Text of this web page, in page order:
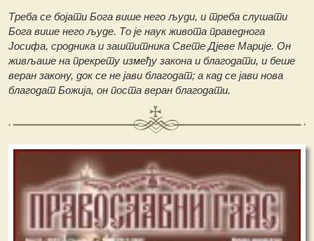
Треба се бојати Бога више него људи, и треба слушати
Бога више него људе. То је наук живота праведнога
Јосифа, сродника и заштитника Свете Дјеве Марије. Он
живљаше на прекрету између закона и благодати, и беше
веран закону, док се не јави благодат; а кад се јави нова
благодат Божија, он поста веран благодати.